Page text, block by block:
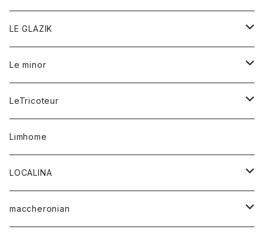
フリース
マフラー
リング
バンダナ
タンクトップ
Tシャツ
ショートパンツ
アウター
カーディガン
セーター
ショートパンツ
オーバーオール
シャツ
ワンピース
ワンピース
スウェット
アウター
Tシャツ
LE GLAZIK
レディース
コート
シャツ
Le minor
ボトム
スカート
パンツ
レディース
アウター
カットソー
トップス
シャツ
LeTricoteur
カーディガン
Limhome
LOCALINA
ロングスリーブテーシャツ
maccheronian